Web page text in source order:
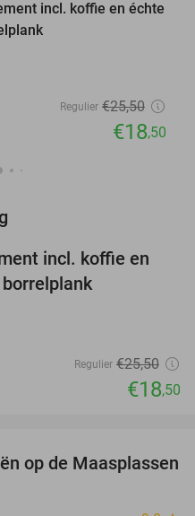
incl. koffie en échte
Regulier €25,50
€18,50
27%
incl. koffie en
Regulier €25,50
€18,50
43%
op de Maasplassen